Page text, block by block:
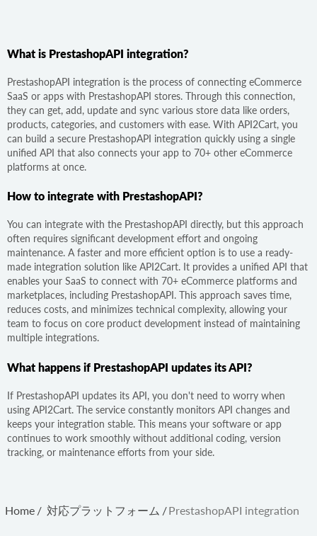
What is PrestashopAPI integration?
PrestashopAPI integration is the process of connecting eCommerce
SaaS or apps with PrestashopAPI stores. Through this connection,
they can get, add, update and sync various store data like orders,
products, categories, and customers with ease. With API2Cart, you
can build a secure PrestashopAPI integration quickly using a single
unified API that also connects your app to 70+ other eCommerce
platforms at once.
How to integrate with PrestashopAPI?
You can integrate with the PrestashopAPI directly, but this approach
often requires significant development effort and ongoing
maintenance. A faster and more efficient option is to use a ready-
made integration solution like API2Cart. It provides a unified API that
enables your SaaS to connect with 70+ eCommerce platforms and
marketplaces, including PrestashopAPI. This approach saves time,
reduces costs, and minimizes technical complexity, allowing your
team to focus on core product development instead of maintaining
multiple integrations.
What happens if PrestashopAPI updates its API?
If PrestashopAPI updates its API, you don't need to worry when
using API2Cart. The service constantly monitors API changes and
keeps your integration stable. This means your software or app
continues to work smoothly without additional coding, version
tracking, or maintenance efforts from your side.
Home / 対応プラットフォーム /PrestashopAPI integration